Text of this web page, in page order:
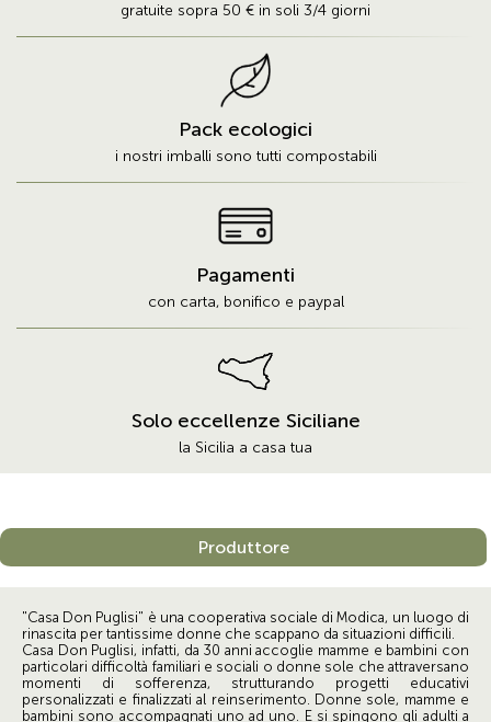
gratuite sopra 50 € in soli 3/4 giorni
Pack ecologici
i nostri imballi sono tutti compostabili
Pagamenti
con carta, bonifico e paypal
Solo eccellenze Siciliane
la Sicilia a casa tua
Produttore
"Casa Don Puglisi" è una cooperativa sociale di Modica, un luogo di
rinascita per tantissime donne che scappano da situazioni difficili.
Casa Don Puglisi, infatti, da 30 anni accoglie mamme e bambini con
particolari difficoltà familiari e sociali o donne sole che attraversano
momenti di sofferenza, strutturando progetti educativi
personalizzati e finalizzati al reinserimento. Donne sole, mamme e
bambini sono accompagnati uno ad uno. E si spingono gli adulti a